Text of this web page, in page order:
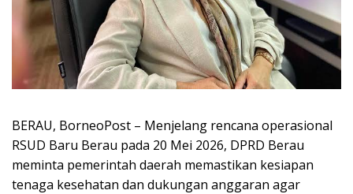
BERAU, BorneoPost – Menjelang rencana operasional
RSUD Baru Berau pada 20 Mei 2026, DPRD Berau
meminta pemerintah daerah memastikan kesiapan
tenaga kesehatan dan dukungan anggaran agar